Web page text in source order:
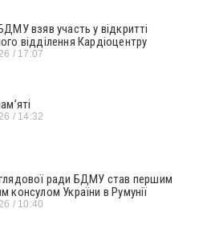
взяв участь у відкритті
відділення Кардіоцентру
17:07
14:32
ради БДМУ став першим
консулом України в Румунії
10:40